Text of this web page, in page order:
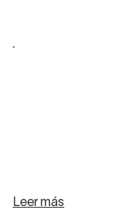
.
Leer más